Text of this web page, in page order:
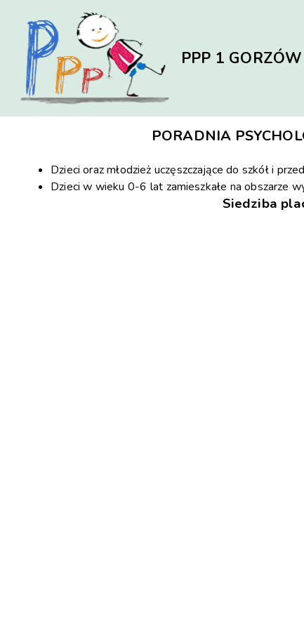
PPP 1 GORZÓW
PORADNIA
Dzieci oraz młodzież uczęszczające do szkół i
Dzieci w wieku 0-6 lat zamieszkałe na obszarze
Siedziba